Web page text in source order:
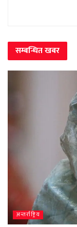
सम्बन्धितखबर
अन्तर्राष्ट्रिय